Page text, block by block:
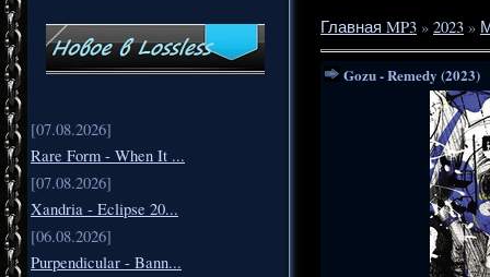
[07.08.2026]
Rare Form - When It ...
[07.08.2026]
Xandria - Eclipse 20...
[06.08.2026]
Purpendicular - Bann...
Главная MP3 » 2023 »
Gozu - Remedy (2023)